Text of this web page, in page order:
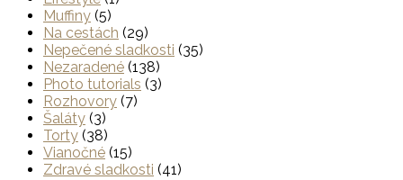
Muffiny (5)
Na cestách (29)
Nepečené sladkosti (35)
Nezaradené (138)
Photo tutorials (3)
Rozhovory (7)
Šaláty (3)
Torty (38)
Vianočné (15)
Zdravé sladkosti (41)